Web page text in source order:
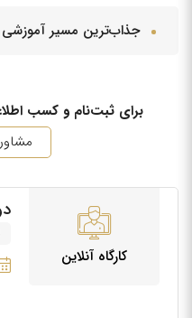
جذاب‌ترین مسیر
برای ثبت‌نام و کسب
کارگاه آنلاین